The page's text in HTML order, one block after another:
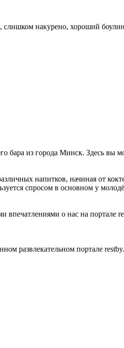
слишком накурено, хороший
бара из города Минск. Здесь вы
напитков, начиная от
спросом в основном у
о нас на портале
развлекательном портале